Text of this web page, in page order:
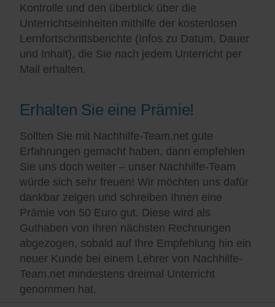
Kontrolle und den überblick über die
Unterrichtseinheiten mithilfe der kostenlosen
Lernfortschrittsberichte (Infos zu Datum, Dauer
und Inhalt), die Sie nach jedem Unterricht per
Mail erhalten.
Erhalten Sie eine Prämie!
Sollten Sie mit Nachhilfe-Team.net gute
Erfahrungen gemacht haben, dann empfehlen
Sie uns doch weiter – unser Nachhilfe-Team
würde sich sehr freuen! Wir möchten uns dafür
dankbar zeigen und schreiben Ihnen eine
Prämie von 50 Euro gut. Diese wird als
Guthaben von Ihren nächsten Rechnungen
abgezogen, sobald auf Ihre Empfehlung hin ein
neuer Kunde bei einem Lehrer von Nachhilfe-
Team.net mindestens dreimal Unterricht
genommen hat.